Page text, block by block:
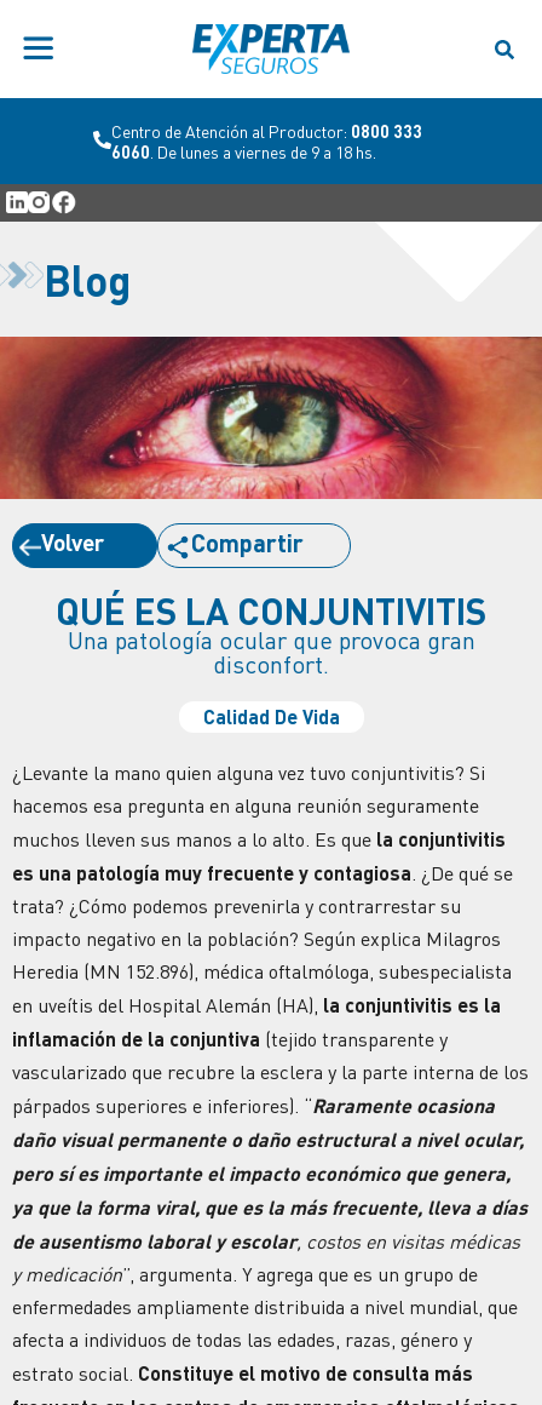
Centro de Atención al Productor: 0800 333
6060 . De lunes a viernes de 9 a 18 hs.
Blog
Volver Compartir
QUÉ ES LA CONJUNTIVITIS
Una patología ocular que provoca gran
disconfort.
Calidad De Vida
¿Levante la mano quien alguna vez tuvo conjuntivitis? Si
hacemos esa pregunta en alguna reunión seguramente
muchos lleven sus manos a lo alto. Es que la conjuntivitis
es una patología muy frecuente y contagiosa . ¿De qué se
trata? ¿Cómo podemos prevenirla y contrarrestar su
impacto negativo en la población? Según explica Milagros
Heredia (MN 152.896), médica oftalmóloga, subespecialista
en uveítis del Hospital Alemán (HA), la conjuntivitis es la
inflamación de la conjuntiva (tejido transparente y
vascularizado que recubre la esclera y la parte interna de los
párpados superiores e inferiores). “Raramente ocasiona
daño visual permanente o daño estructural a nivel ocular,
pero sí es importante el impacto económico que genera,
ya que la forma viral, que es la más frecuente, lleva a días
de ausentismo laboral y escolar, costos en visitas médicas
y medicación”, argumenta. Y agrega que es un grupo de
enfermedades ampliamente distribuida a nivel mundial, que
afecta a individuos de todas las edades, razas, género y
estrato social. Constituye el motivo de consulta más